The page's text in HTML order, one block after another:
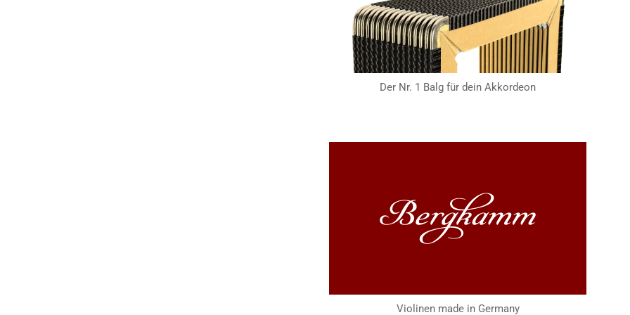
Der Nr. 1 Balg für dein Akkordeon
Violinen made in Germany